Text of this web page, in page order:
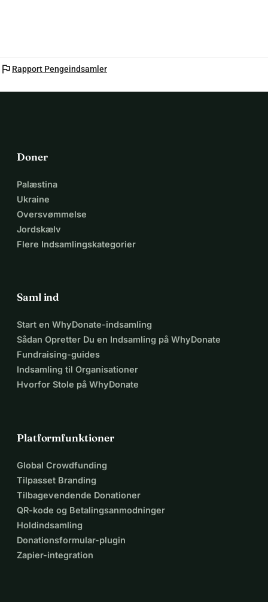
flag Rapport Pengeindsamler
Doner
Palæstina
Ukraine
Oversvømmelse
Jordskælv
Flere Indsamlingskategorier
Saml ind
Start en WhyDonate-indsamling
Sådan Opretter Du en Indsamling på WhyDonate
Fundraising-guides
Indsamling til Organisationer
Hvorfor Stole på WhyDonate
Platformfunktioner
Global Crowdfunding
Tilpasset Branding
Tilbagevendende Donationer
QR-kode og Betalingsanmodninger
Holdindsamling
Donationsformular-plugin
Zapier-integration